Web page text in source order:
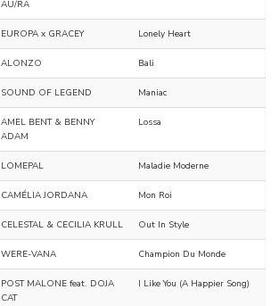
AU/RA
EUROPA x GRACEY Lonely Heart
ALONZO Bali
SOUND OF LEGEND Maniac
AMEL BENT & BENNY
ADAM
Lossa
LOMEPAL Maladie Moderne
CAMÉLIA JORDANA Mon Roi
CELESTAL & CECILIA KRULL Out In Style
WERE-VANA Champion Du Monde
POST MALONE feat. DOJA
CAT
I Like You (A Happier Song)